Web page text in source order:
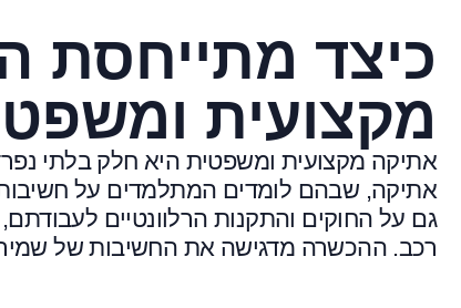
כיצד מתייחסת
מקצועית
אתיקה מקצועית ומשפטית היא חלק בלתי
אתיקה, שבהם לומדים המתלמדים על חשיבות
גם על החוקים והתקנות הרלוונטיים
רכב. ההכשרה מדגישה את החשיבות של שמירה